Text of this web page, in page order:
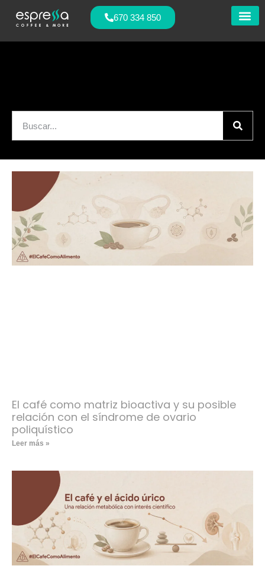
670 334 850
El café como matriz bioactiva y su posible
relación con el síndrome de ovario
poliquístico
Leer más »